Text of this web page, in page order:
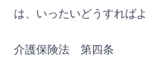
は、いったいどうすれば
介護保険法 第四条